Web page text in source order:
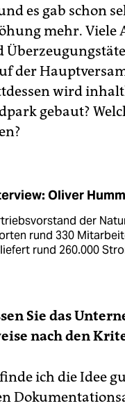
es gab schon
mehr. Viele
der
wird
gebaut?
Oliver
der
rund 330
rund 260.000
Sie das
nach den
ich die Idee